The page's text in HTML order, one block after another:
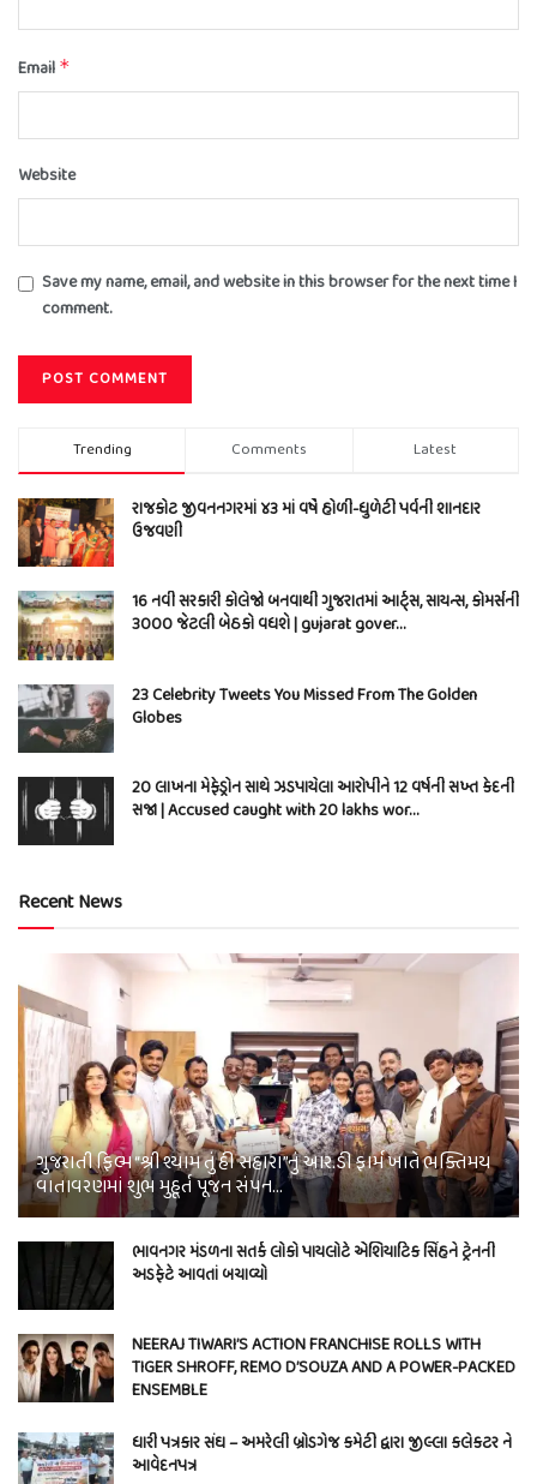
Email *
Website
Save my name, email, and website in this browser for the next time I
comment.
Trending Comments Latest
રાજકોટ જીવનનગરમાં ૪૩ માં વર્ષે હોળી-ધુળેટી પર્વની શાનદાર
ઉજવણી
16 નવી સરકારી કોલેજો બનવાથી ગુજરાતમાં આર્ટ્સ, સાયન્સ, કોમર્સની
3000 જેટલી બેઠકો વધશે | gujarat gover…
23 Celebrity Tweets You Missed From The Golden
Globes
20 લાખના મેફેડ્રોન સાથે ઝડપાયેલા આરોપીને 12 વર્ષની સખ્ત કેદની
સજા | Accused caught with 20 lakhs wor…
Recent News
ગુજરાતી ફિલ્મ “શ્રી શ્યામ તું હી સહારા”નું આર.ડી ફાર્મ ખાતે ભક્તિમય
વાતાવરણમાં શુભ મુહૂર્ત પૂજન સંપન…
ભાવનગર મંડળના સતર્ક લોકો પાયલોટે એશિયાટિક સિંહને ટ્રેનની
અડફેટે આવતાં બચાવ્યો
NEERAJ TIWARI’S ACTION FRANCHISE ROLLS WITH
TIGER SHROFF, REMO D’SOUZA AND A POWER-PACKED
ENSEMBLE
ધારી પત્રકાર સંઘ – અમરેલી બ્રોડગેજ કમેટી દ્વારા જીલ્લા કલેકટર ને
આવેદનપત્ર